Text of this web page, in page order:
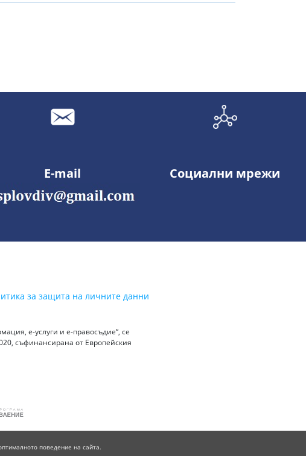
E-mail Социални мрежи
за защита на личните данни
е-услуги и е-правосъдие“, се
съфинансирана от Европейския
поведение на сайта.